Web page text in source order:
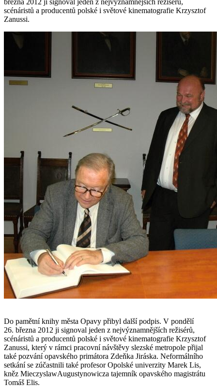
scénáristů a producentů polské i světové kinematografie Krzysztof
Zanussi.
Do pamětní knihy města Opavy přibyl další podpis. V pondělí
26. března 2012 ji signoval jeden z nejvýznamnějších režisérů,
scénáristů a producentů polské i světové kinematografie Krzysztof
Zanussi, který v rámci pracovní návštěvy slezské metropole přijal
také pozvání opavského primátora Zdeňka Jiráska. Neformálního
setkání se zúčastnili také profesor Opolské univerzity Marek Lis,
kněz MieczyslawAugustynowicza tajemník opavského magistrátu
Tomáš Elis.